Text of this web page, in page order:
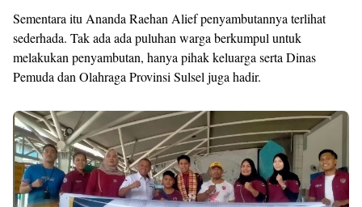
Sementara itu Ananda Raehan Alief penyambutannya terlihat
sederhada. Tak ada ada puluhan warga berkumpul untuk
melakukan penyambutan, hanya pihak keluarga serta Dinas
Pemuda dan Olahraga Provinsi Sulsel juga hadir.